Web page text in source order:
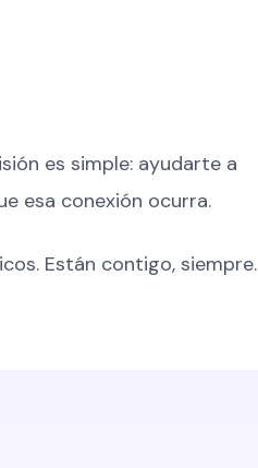
es simple: ayudarte a
esa conexión ocurra.
Están contigo, siempre.